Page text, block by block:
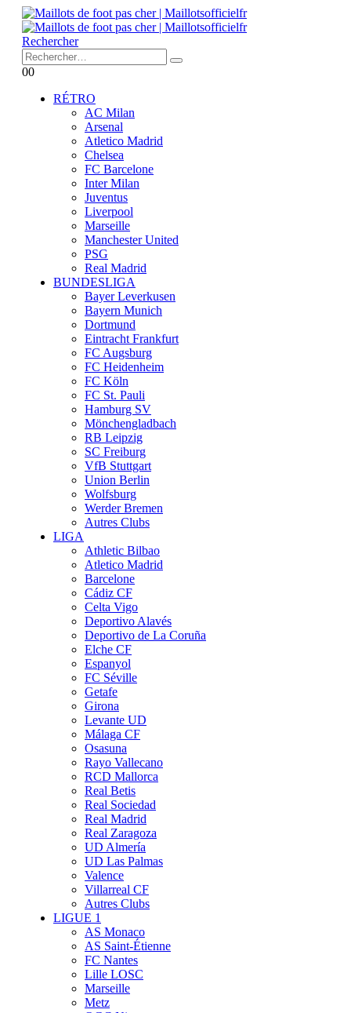
Rechercher
00
RÉTRO
AC Milan
Arsenal
Atletico Madrid
Chelsea
FC Barcelone
Inter Milan
Juventus
Liverpool
Marseille
Manchester United
PSG
Real Madrid
BUNDESLIGA
Bayer Leverkusen
Bayern Munich
Dortmund
Eintracht Frankfurt
FC Augsburg
FC Heidenheim
FC Köln
FC St. Pauli
Hamburg SV
Mönchengladbach
RB Leipzig
SC Freiburg
VfB Stuttgart
Union Berlin
Wolfsburg
Werder Bremen
Autres Clubs
LIGA
Athletic Bilbao
Atletico Madrid
Barcelone
Cádiz CF
Celta Vigo
Deportivo Alavés
Deportivo de La Coruña
Elche CF
Espanyol
FC Séville
Getafe
Girona
Levante UD
Málaga CF
Osasuna
Rayo Vallecano
RCD Mallorca
Real Betis
Real Sociedad
Real Madrid
Real Zaragoza
UD Almería
UD Las Palmas
Valence
Villarreal CF
Autres Clubs
LIGUE 1
AS Monaco
AS Saint-Étienne
FC Nantes
Lille LOSC
Marseille
Metz